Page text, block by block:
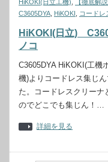
HiKOKI(日立工機)
【徹底解
C3605DYA HiKOKI コードレ
HiKOKI(日立)
ノコ
C3605DYA HiKOKI(工
機)よりコードレス集じ
た。コードレスクリーナ
のでどこでも集じん！…
詳細を見る